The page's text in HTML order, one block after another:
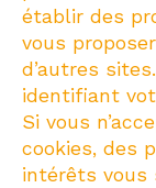
établir des
vous
d’autres
identifiant
Si vous
cookies, des
intérêts vous